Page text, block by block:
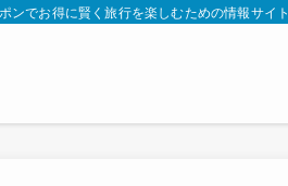
ンでお得に賢く旅行を楽しむための情報サイト